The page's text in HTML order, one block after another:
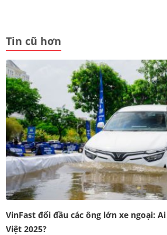
Tin cũ hơn
VinFast đối đầu các ông lớn xe ngoại:
Việt 2025?